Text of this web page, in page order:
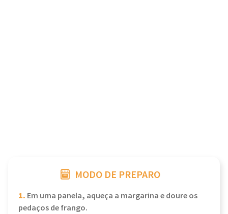
MODO DE PREPARO
1. Em uma panela, aqueça a margarina e doure os
pedaços de frango.